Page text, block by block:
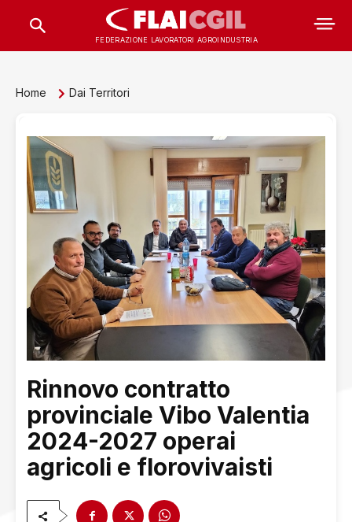
FEDERAZIONE LAVORATORI AGROINDUSTRIA
Home Dai Territori
Rinnovo contratto
provinciale Vibo Valentia
2024-2027 operai
agricoli e florovivaisti